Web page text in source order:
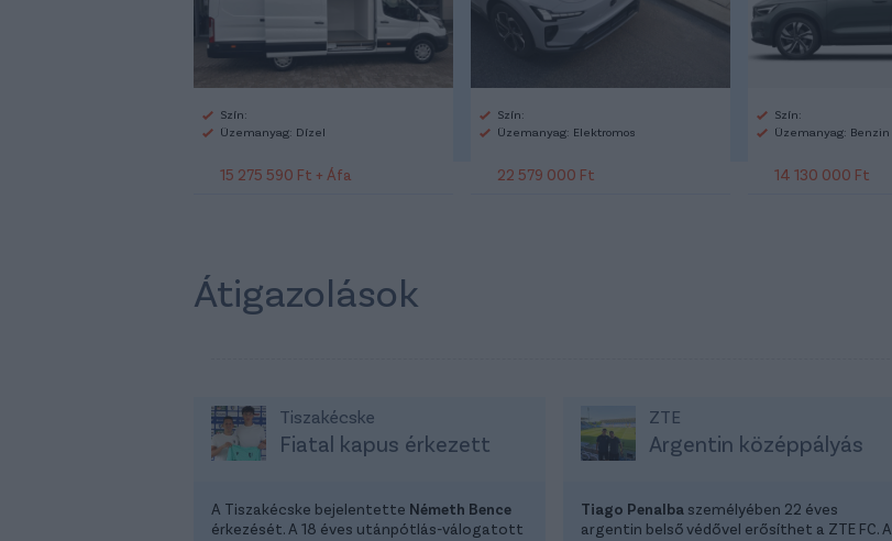
Szín:
Üzemanyag: Dízel
15 275 590 Ft + Áfa
Szín:
Üzemanyag: Elektromos
22 579 000 Ft
Szín:
Üzemanyag: Benzin
14 130 000 Ft
Átigazolások
Tiszakécske
Fiatal kapus érkezett
A Tiszakécske bejelentette Németh Bence
érkezését. A 18 éves utánpótlás-válogatott
ZTE
Argentin középpályás
Tiago Penalba személyében 22 éves
argentin belső védővel erősíthet a ZTE FC. A